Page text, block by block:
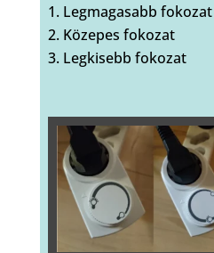
Legmagasabb fokozat
Közepes fokozat
Legkisebb fokozat